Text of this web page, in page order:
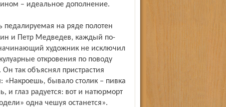
– идеальное дополнение.
и Петр Медведев, каждый по-
художник не исключил
откровения по поводу
так объяснял пристрастия
бывало столик – пивка
и глаз радуется: вот и натюрморт
одна чешуя останется».